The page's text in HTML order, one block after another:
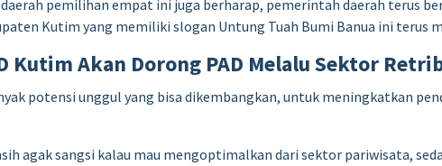
pemilihan empat ini juga berharap, pemerintah daerah terus
Kutim yang memiliki slogan Untung Tuah Bumi Banua ini terus
Kutim Akan Dorong PAD Melalu Sektor
potensi unggul yang bisa dikembangkan, untuk meningkatkan
agak sangsi kalau mau mengoptimalkan dari sektor pariwisata,